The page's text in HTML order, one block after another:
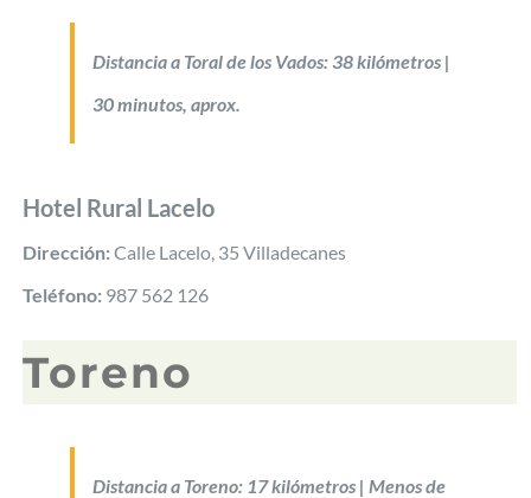
Distancia a Toral de los Vados: 38 kilómetros |
30 minutos, aprox.
Hotel Rural Lacelo
Dirección: Calle Lacelo, 35 Villadecanes
Teléfono: 987 562 126
Toreno
Distancia a Toreno: 17 kilómetros | Menos de